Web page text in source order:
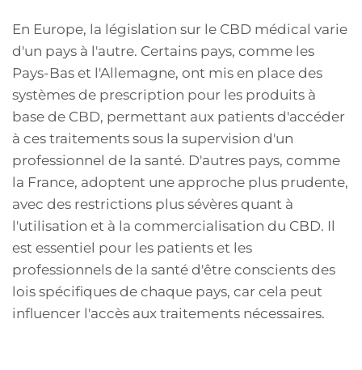
En Europe, la législation sur le CBD médical varie
d'un pays à l'autre. Certains pays, comme les
Pays-Bas et l'Allemagne, ont mis en place des
systèmes de prescription pour les produits à
base de CBD, permettant aux patients d'accéder
à ces traitements sous la supervision d'un
professionnel de la santé. D'autres pays, comme
la France, adoptent une approche plus prudente,
avec des restrictions plus sévères quant à
l'utilisation et à la commercialisation du CBD. Il
est essentiel pour les patients et les
professionnels de la santé d'être conscients des
lois spécifiques de chaque pays, car cela peut
influencer l'accès aux traitements nécessaires.